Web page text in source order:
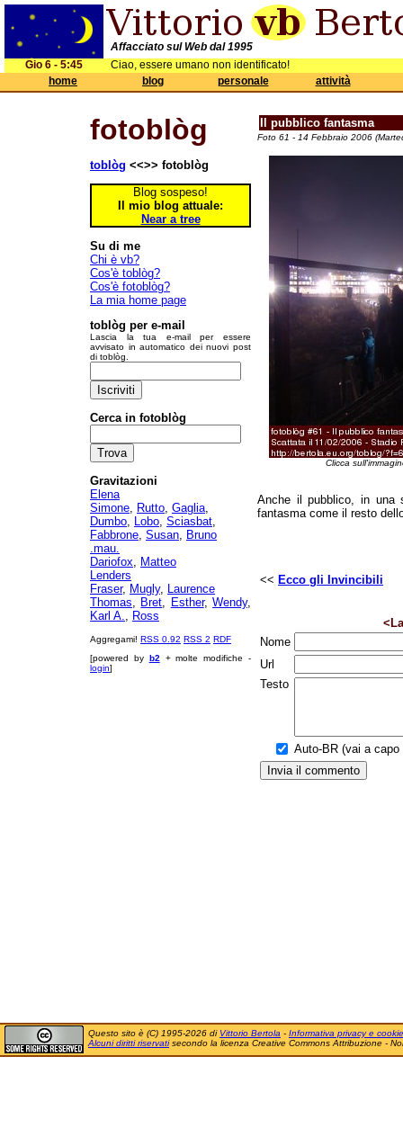
Affacciato sul Web dal 1995
Gio 6 - 5:45
Ciao, essere umano non identificato!
home
blog personale attività
fotoblòg
toblòg <<>> fotoblòg
Blog sospeso!
Il mio blog attuale:
Near a tree
Su di me
Chi è vb?
Cos'è toblòg?
Cos'è fotoblòg?
La mia home page
toblòg per e-mail
Lascia la tua e-mail per essere
avvisato in automatico dei nuovi post
di toblòg.
Cerca in fotoblòg
Gravitazioni
Elena
Simone, Rutto, Gaglia,
Dumbo, Lobo, Sciasbat,
Fabbrone, Susan, Bruno
.mau.
Dariofox, Matteo
Lenders
Fraser, Mugly, Laurence
Thomas, Bret, Esther,Wendy,
Karl A., Ross
Aggregami! RSS 0.92 RSS 2 RDF
[powered by b2 + molte modifiche -
login]
Il pubblico fantasma
Foto 61 - 14 Febbraio 2006
Clicca
Anche il pubblico, in una
fantasma come il resto
<< Ecco gli Invincibili
Nome
Url
Testo
Auto-BR (vai a capo
Questo sito è (C) 1995-2026 di Vittorio Bertola - Informativa privacy e cookie
Alcuni diritti riservatisecondo la licenza Creative Commons Attribuzione -